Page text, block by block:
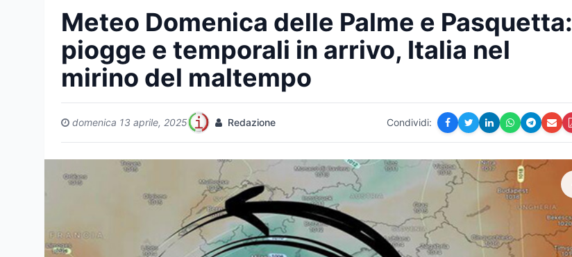
Meteo Domenica delle Palme e Pasquetta:
piogge e temporali in arrivo, Italia nel
mirino del maltempo
domenica 13 aprile, 2025 Redazione Condividi: